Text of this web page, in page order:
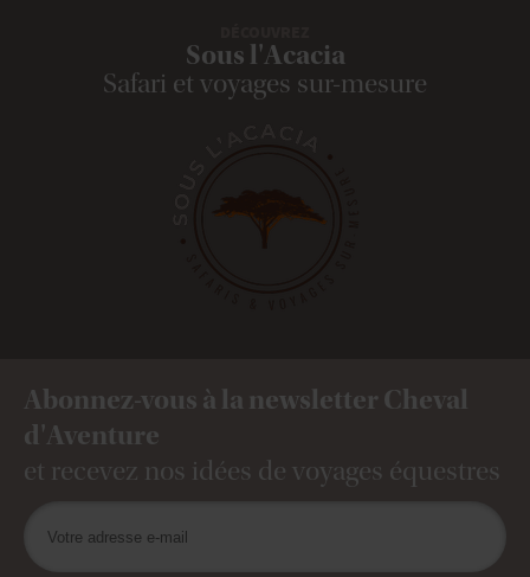
Sous l'Acacia
Safari et voyages sur-mesure
Abonnez-vous à la newsletter Cheval
d'Aventure
et recevez nos idées de voyages équestres